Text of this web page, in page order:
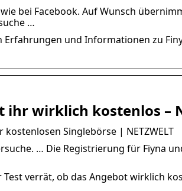
bei Facebook. Auf Wunsch
…
Erfahrungen und Informationen zu
ihr wirklich kostenlos –
Singlebörse | NETZWELT
… Die Registrierung für Fiyna
verrät, ob das Angebot wirklich